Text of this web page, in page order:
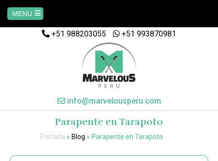
MENU
Home
MACHUPICCHU
+51 988203055 +51 993870981
info@marvelousperu.com
Parapente en Tarapoto
Portada » Blog » Parapente en Tarapoto